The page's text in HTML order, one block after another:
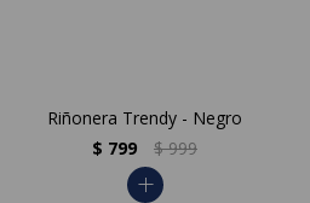
Riñonera Trendy - Negro
$ 799 $ 999
add